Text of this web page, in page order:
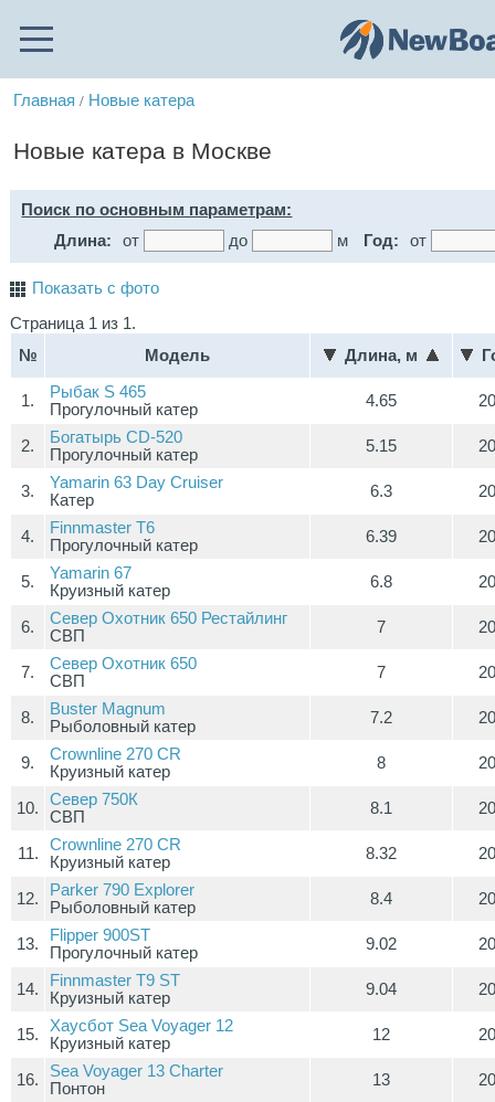
Главная / Новые катера
Новые катера в Москве
Поиск по основным параметрам:
Длина:
от до м Год: от
Показать с фото
Страница 1 из 1.
№
Модель Длина, м
1.
Рыбак S 465
Прогулочный катер
4.65
2.
Богатырь CD-520
Прогулочный катер
5.15
3.
Yamarin 63 Day Cruiser
Катер
6.3
4.
Finnmaster T6
Прогулочный катер
6.39
5.
Yamarin 67
Круизный катер
6.8
6.
Север Охотник 650 Рестайлинг
СВП
7
7.
Север Охотник 650
СВП
7
8.
Buster Magnum
Рыболовный катер
7.2
9.
Сrownline 270 CR
Круизный катер
8
10.
Север 750К
СВП
8.1
11.
Crownline 270 CR
Круизный катер
8.32
12.
Parker 790 Explorer
Рыболовный катер
8.4
13.
Flipper 900ST
Прогулочный катер
9.02
14.
Finnmaster T9 ST
Круизный катер
9.04
15.
Хаусбот Sea Voyager 12
Круизный катер
12
16.
Sea Voyager 13 Charter
Понтон
13